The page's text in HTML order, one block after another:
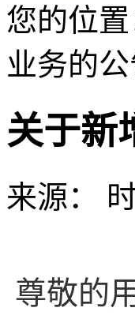
您的位置
业务的
关于新
来源：
尊敬的